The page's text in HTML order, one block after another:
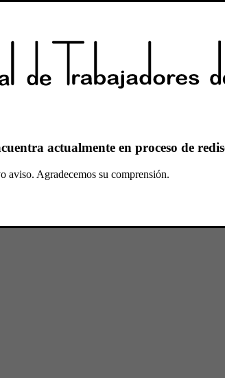
actualmente en proceso de
aviso. Agradecemos su comprensión.